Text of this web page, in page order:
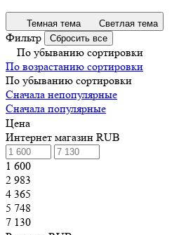
Темная тема Светлая тема
Фильтр Сбросить все
По убыванию сортировки
По возрастанию сортировки
По убыванию сортировки
Сначала непопулярные
Сначала популярные
Цена
Интернет магазин RUB
1 600
2 983
4 365
5 748
7 130